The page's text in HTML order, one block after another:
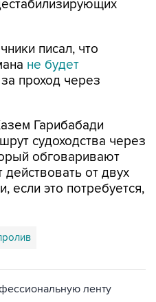
писал, что
проход через
Гарибабади
обговаривают
действовать от двух
это потребуется,
главных новостей сайта